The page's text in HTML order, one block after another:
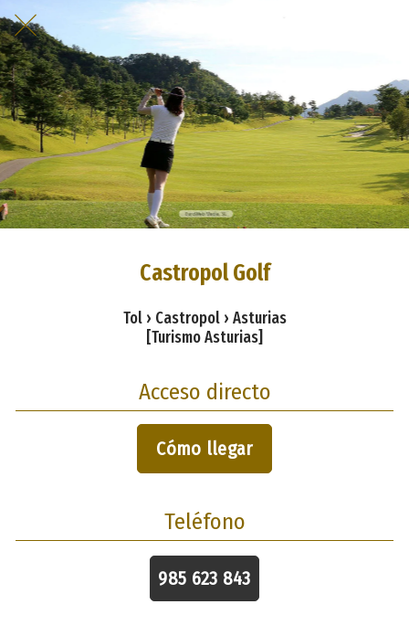
Castropol Golf
Tol › Castropol › Asturias
[Turismo Asturias]
Acceso directo
Cómo llegar
Teléfono
985 623 843